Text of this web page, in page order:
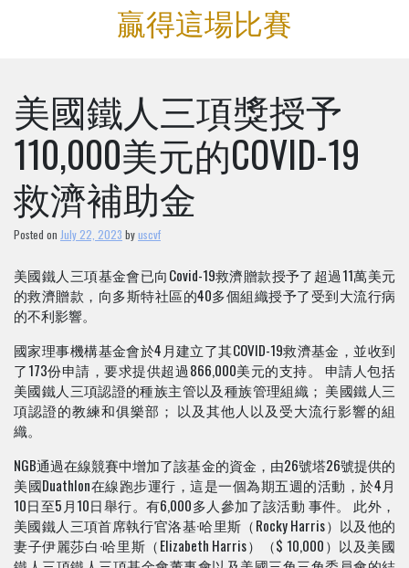
贏得這場比賽
美國鐵人三項獎授予
110,000美元的COVID-19
救濟補助金
Posted on July 22, 2023 byuscvf
美國鐵人三項基金會已向Covid-19救濟贈款授予了超過11萬美元
的救濟贈款，向多斯特社區的40多個組織授予了受到大流行病
的不利影響。
國家理事機構基金會於4月建立了其COVID-19救濟基金，並收到
了173份申請，要求提供超過866,000美元的支持。 申請人包括
美國鐵人三項認證的種族主管以及種族管理組織； 美國鐵人三
項認證的教練和俱樂部； 以及其他人以及受大流行影響的組
織。
NGB通過在線競賽中增加了該基金的資金，由26號塔26號提供的
美國Duathlon在線跑步運行，這是一個為期五週的活動，於4月
10日至5月10日舉行。有6,000多人參加了該活動 事件。 此外，
美國鐵人三項首席執行官洛基·哈里斯（Rocky Harris）以及他的
妻子伊麗莎白·哈里斯（Elizabeth Harris）（$ 10,000）以及美國